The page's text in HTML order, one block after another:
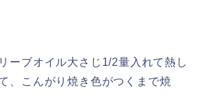
ーブオイル大さじ1/2量入れて熱し
、こんがり焼き色がつくまで焼